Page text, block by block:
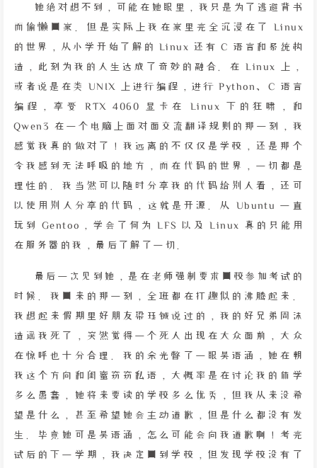
她绝对想不到，可能在她眼里，我只是为了逃避背书
而偷懒回家。但是实际上我在家里完全沉浸在了 Linux
的世界，从小学开始了解的 Linux 还有 C 语言和系统构
造，此刻为我的人生达成了奇妙的融合。在 Linux 上，
或者说是在类 UNIX 上进行编程，进行 Python、C 语言
编程，享受 RTX 4060 显卡在 Linux 下的狂啸，和
Qwen3 在一个电脑上面对面交流翻译规则的那一刻，我
感觉我真的做对了！我远离的不仅仅是学校，还是那个
令我感到无法呼吸的地方，而在代码的世界，一切都是
理性的。我当然可以随时分享我的代码给别人看，还可
以使用别人分享的代码，这就是开源。从 Ubuntu 一直
玩到 Gentoo，学会了何为 LFS 以及 Linux 真的只能用
在服务器的我，最后了解了一切。
最后一次见到她，是在老师强制要求回校参加考试的
时候。我回来的那一刻，全班都在打趣似的沸腾起来。
我想起来假期里好朋友梁珏铖说过的，我的好兄弟周沫
造谣我死了，突然觉得一个死人出现在大众面前，大众
在惊呼也十分合理。我的余光瞥了一眼吴语涵，她在朝
我这个方向和闺蜜窃窃私语，大概率是在讨论我的休学
多么愚蠢，她将来要读的学校多么优秀，但我从来没希
望是什么，甚至希望她会主动道歉，但是什么都没有发
生。毕竟她可是吴语涵，怎么可能会向我道歉啊！考完
试后的下一学期，我决定回到学校，但发现学校没有了